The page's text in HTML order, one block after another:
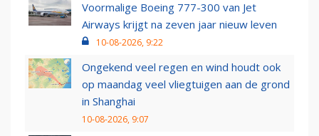
Voormalige Boeing 777-300 van Jet
Airways krijgt na zeven jaar nieuw leven
10-08-2026, 9:22
Ongekend veel regen en wind houdt ook
op maandag veel vliegtuigen aan de grond
in Shanghai
10-08-2026, 9:07